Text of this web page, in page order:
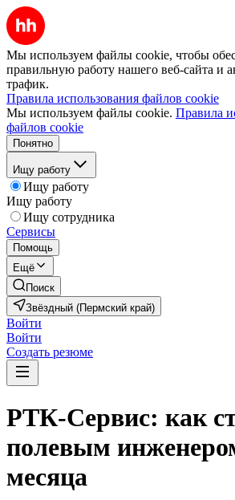
Мы используем файлы cookie, чтобы
правильную работу нашего веб-сайта и
трафик.
Правила использования файлов cookie
Мы используем файлы cookie. Правила
файлов cookie
Понятно
Ищу работу
Ищу работу
Ищу работу
Ищу сотрудника
Сервисы
Помощь
Ещё
Поиск
Звёздный (Пермский край)
Войти
Войти
Создать резюме
РТК-Сервис: как
полевым
месяца